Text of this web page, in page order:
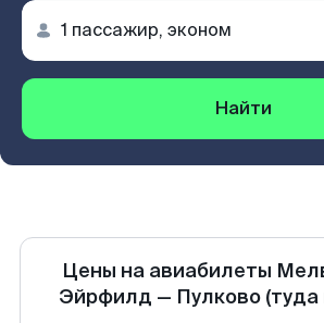
Найти
Цены на авиабилеты
Эйрфилд — Пулково